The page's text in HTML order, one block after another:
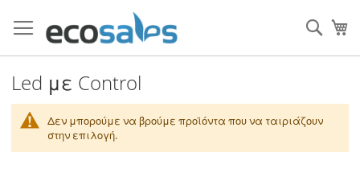
στο
περιεχόμενο
Led με Control
Δεν μπορούμε να βρούμε προϊόντα που να ταιριάζουν
στην επιλογή.